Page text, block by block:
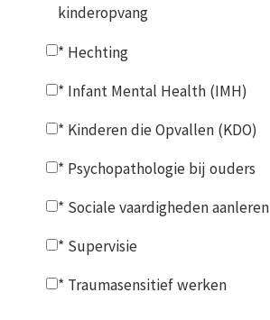
kinderopvang
* Hechting
* Infant Mental Health (IMH)
* Kinderen die Opvallen (KDO)
* Psychopathologie bij ouders
* Sociale vaardigheden aanleren
* Supervisie
* Traumasensitief werken